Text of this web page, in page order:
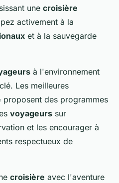
une croisière
activement à la
et à la sauvegarde
à l'environnement
Les meilleures
proposent des programmes
voyageurs sur
et les encourager à
respectueux de
croisière avec l'aventure